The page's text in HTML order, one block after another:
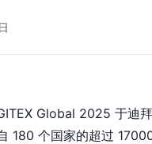
Global 2025 于迪
180 个国家的超过 17000